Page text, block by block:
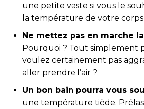
une petite veste si vous le
la température de votre
Ne mettez pas en marche
Pourquoi ? Tout simplement
voulez certainement pas
aller prendre l’air ?
Un bon bain pourra vous
une température tiède.